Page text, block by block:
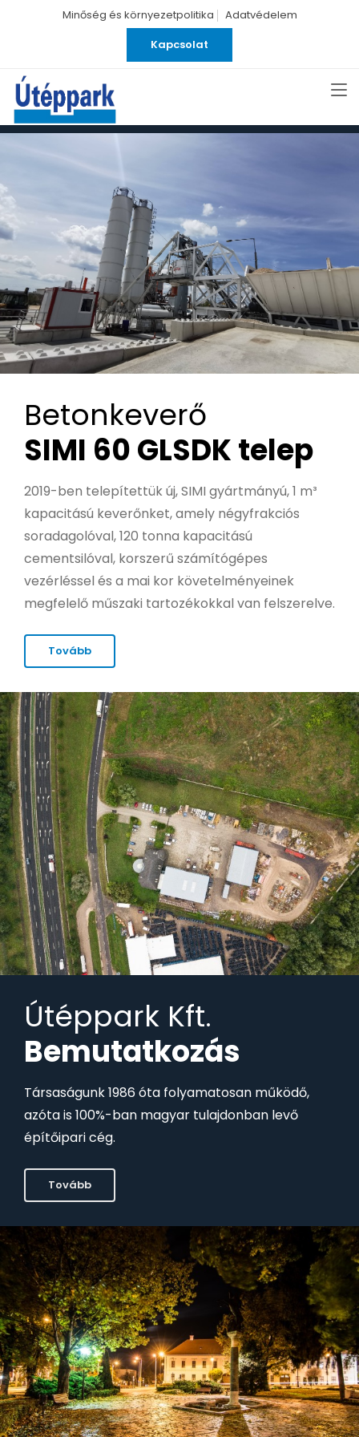
Minőség és környezetpolitika
Adatvédelem
Kapcsolat
Betonkeverő
SIMI 60 GLSDK telep
2019-ben telepítettük új, SIMI gyártmányú, 1 m³
kapacitású keverőnket, amely négyfrakciós
soradagolóval, 120 tonna kapacitású
cementsilóval, korszerű számítógépes
vezérléssel és a mai kor követelményeinek
megfelelő műszaki tartozékokkal van felszerelve.
Tovább
Útéppark Kft.
Bemutatkozás
Társaságunk 1986 óta folyamatosan működő,
azóta is 100%-ban magyar tulajdonban levő
építőipari cég.
Tovább